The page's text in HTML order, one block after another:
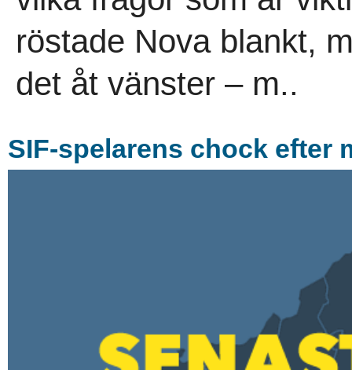
röstade Nova blankt,
det åt vänster – m..
SIF-spelarens chock efter